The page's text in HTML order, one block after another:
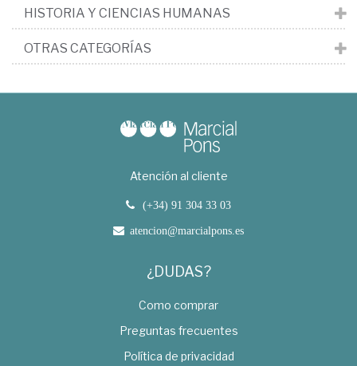
HISTORIA Y CIENCIAS HUMANAS
OTRAS CATEGORÍAS
Atención al cliente
(+34) 91 304 33 03
atencion@marcialpons.es
¿DUDAS?
Como comprar
Preguntas frecuentes
Política de privacidad